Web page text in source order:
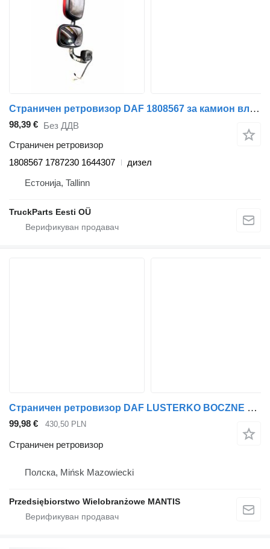
Страничен ретровизор DAF 1808567 за камион влекач DAF XF95, XF105 (2001-2014)
98,39 € Без ДДВ
Страничен ретровизор
1808567 1787230 1644307
дизел
Естонија, Tallinn
TruckParts Eesti OÜ
Страничен ретровизор DAF LUSTERKO BOCZNE KOMPLETNE DAF XF 105 EURO 5 PRAWE DUŻY WYBÓR за камион влекач
99,98 € 430,50 PLN
Страничен ретровизор
Полска, Mińsk Mazowiecki
Przedsiębiorstwo Wielobranżowe MANTIS